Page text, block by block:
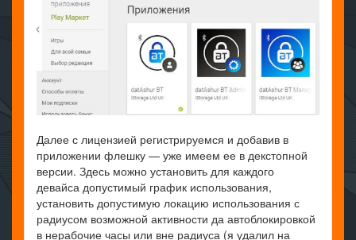
Далее с лицензией регистрируемся и добавив в
приложении флешку — уже имеем ее в декстопной
версии. Здесь можно установить для каждого
девайса допустимый график использования,
установить допустимую локацию использования с
радиусом возможной активности да автоблокировкой
в нерабочие часы или вне радиуса (я удалил на